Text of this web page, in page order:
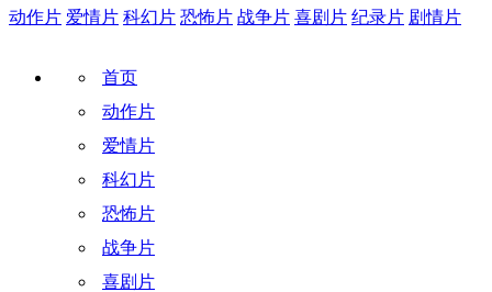
动作片 爱情片 科幻片 恐怖片 战争片 喜剧片 纪录片 剧情片
首页
动作片
爱情片
科幻片
恐怖片
战争片
喜剧片